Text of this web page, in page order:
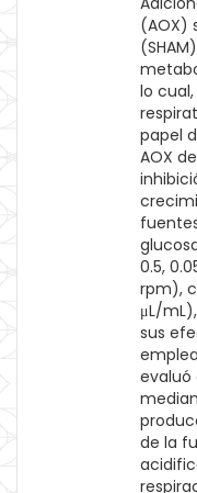
(AOX)
lo
papel
AOX
0.5,
rpm),
μL/
sus
de la